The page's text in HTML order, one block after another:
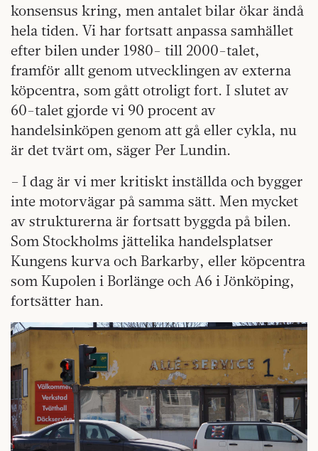
konsensus kring, men antalet bilar ökar ändå
hela tiden. Vi har fortsatt anpassa samhället
efter bilen under 1980- till 2000-talet,
framför allt genom utvecklingen av externa
köpcentra, som gått otroligt fort. I slutet av
60-talet gjorde vi 90 procent av
handelsinköpen genom att gå eller cykla, nu
är det tvärt om, säger Per Lundin.
– I dag är vi mer kritiskt inställda och bygger
inte motorvägar på samma sätt. Men mycket
av strukturerna är fortsatt byggda på bilen.
Som Stockholms jättelika handelsplatser
Kungens kurva och Barkarby, eller köpcentra
som Kupolen i Borlänge och A6 i Jönköping,
fortsätter han.